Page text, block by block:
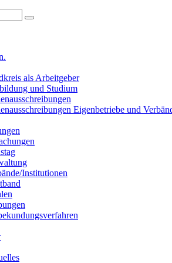
als Arbeitgeber
und Studium
Eigenbetriebe und
Institutionen